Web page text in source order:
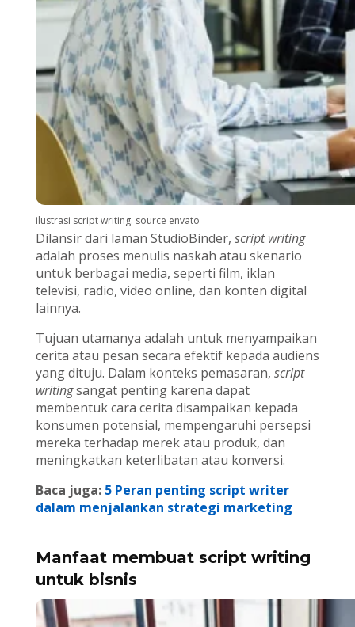
ilustrasi script writing. source envato
Dilansir dari laman StudioBinder, script writing
adalah proses menulis naskah atau skenario
untuk berbagai media, seperti film, iklan
televisi, radio, video online, dan konten digital
lainnya.
Tujuan utamanya adalah untuk menyampaikan
cerita atau pesan secara efektif kepada audiens
yang dituju. Dalam konteks pemasaran, script
writingsangat penting karena dapat
membentuk cara cerita disampaikan kepada
konsumen potensial, mempengaruhi persepsi
mereka terhadap merek atau produk, dan
meningkatkan keterlibatan atau konversi.
Baca juga: 5 Peran penting script writer
dalam menjalankan strategi marketing
Manfaat membuat script writing
untuk bisnis